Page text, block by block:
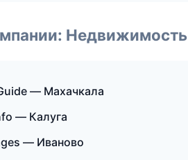
Недвижимость
— Махачкала
— Калуга
— Иваново